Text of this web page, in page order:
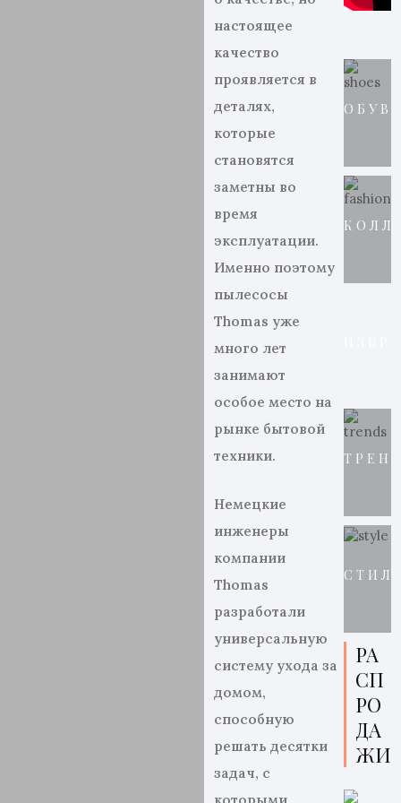
настоящее
качество
проявляется в
деталях,
которые
становятся
заметны во
время
эксплуатации.
Именно поэтому
пылесосы
Thomas уже
много лет
занимают
особое место на
рынке бытовой
техники.
Немецкие
инженеры
компании
Thomas
разработали
универсальную
систему ухода за
домом,
способную
решать десятки
задач, с
РА
СП
РО
ДА
ЖИ